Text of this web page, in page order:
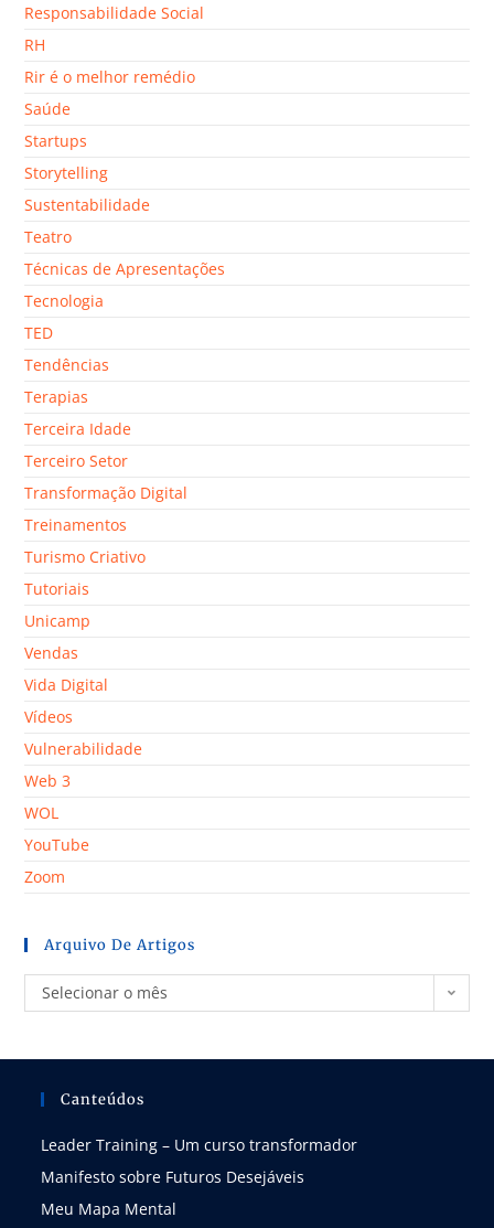
Responsabilidade Social
RH
Rir é o melhor remédio
Saúde
Startups
Storytelling
Sustentabilidade
Teatro
Técnicas de Apresentações
Tecnologia
TED
Tendências
Terapias
Terceira Idade
Terceiro Setor
Transformação Digital
Treinamentos
Turismo Criativo
Tutoriais
Unicamp
Vendas
Vida Digital
Vídeos
Vulnerabilidade
Web 3
WOL
YouTube
Zoom
Arquivo De Artigos
Selecionar o mês
Canteúdos
Leader Training – Um curso transformador
Manifesto sobre Futuros Desejáveis
Meu Mapa Mental